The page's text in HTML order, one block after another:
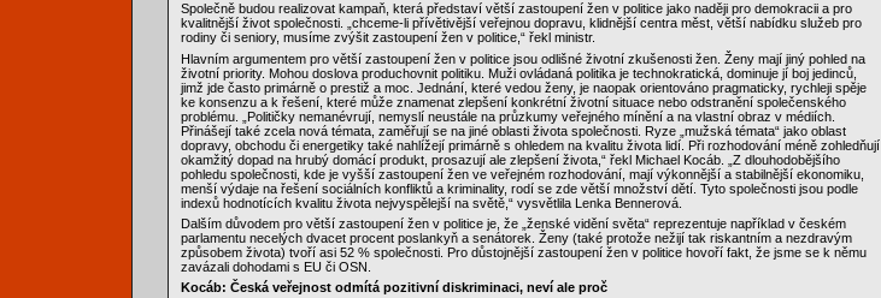
Společně budou realizovat kampaň, která představí větší zastoupení žen v politice jako naději pro demokracii a pro
kvalitnější život společnosti. „chceme-li přívětivější veřejnou dopravu, klidnější centra měst, větší nabídku služeb pro
rodiny či seniory, musíme zvýšit zastoupení žen v politice,“ řekl ministr.
Hlavním argumentem pro větší zastoupení žen v politice jsou odlišné životní zkušenosti žen. Ženy mají jiný pohled na
životní priority. Mohou doslova produchovnit politiku. Muži ovládaná politika je technokratická, dominuje jí boj jedinců,
jimž jde často primárně o prestiž a moc. Jednání, které vedou ženy, je naopak orientováno pragmaticky, rychleji spěje
ke konsenzu a k řešení, které může znamenat zlepšení konkrétní životní situace nebo odstranění společenského
problému. „Političky nemanévrují, nemyslí neustále na průzkumy veřejného mínění a na vlastní obraz v médiích.
Přinášejí také zcela nová témata, zaměřují se na jiné oblasti života společnosti. Ryze „mužská témata“ jako oblast
dopravy, obchodu či energetiky také nahlížejí primárně s ohledem na kvalitu života lidí. Při rozhodování méně zohledňují
okamžitý dopad na hrubý domácí produkt, prosazují ale zlepšení života,“ řekl Michael Kocáb. „Z dlouhodobějšího
pohledu společnosti, kde je vyšší zastoupení žen ve veřejném rozhodování, mají výkonnější a stabilnější ekonomiku,
menší výdaje na řešení sociálních konfliktů a kriminality, rodí se zde větší množství dětí. Tyto společnosti jsou podle
indexů hodnotících kvalitu života nejvyspělejší na světě,“ vysvětlila Lenka Bennerová.
Dalším důvodem pro větší zastoupení žen v politice je, že „ženské vidění světa“ reprezentuje například v českém
parlamentu necelých dvacet procent poslankyň a senátorek. Ženy (také protože nežijí tak riskantním a nezdravým
způsobem života) tvoří asi 52 % společnosti. Pro důstojnější zastoupení žen v politice hovoří fakt, že jsme se k němu
zavázali dohodami s EU či OSN.
Kocáb: Česká veřejnost odmítá pozitivní diskriminaci, neví ale proč